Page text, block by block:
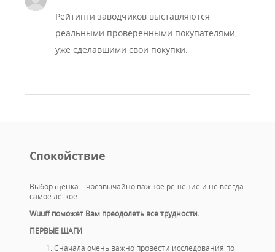
Рейтинги заводчиков выставляются
реальными проверенными покупателями,
уже сделавшими свои покупки.
Спокойствие
Выбор щенка – чрезвычайно важное решение и не всегда
самое легкое.
Wuuff поможет Вам преодолеть все трудности.
ПЕРВЫЕ ШАГИ
Сначала очень важно провести исследования по